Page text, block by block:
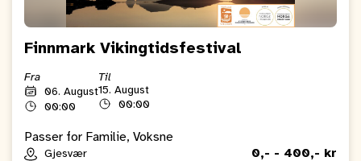
Finnmark Vikingtidsfestival
Fra
06. August
00:00
Til
15. August
00:00
Passer for Familie, Voksne
Gjesvær 0,- - 400,- kr